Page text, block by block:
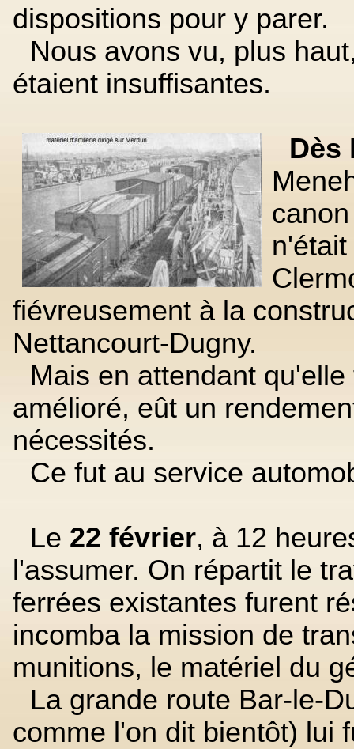
dispositions pour y parer.
Nous avons vu, plus
étaient insuffisantes.
Dès
fiévreusement à la
Nettancourt-Dugny.
Mais en attendant
amélioré, eût un
nécessités.
Ce fut au service
Le 22 février, à 12
l'assumer. On répartit le
ferrées existantes furent
incomba la mission de
munitions, le matériel du
La grande route Bar-le-
comme l'on dit bientôt) lui